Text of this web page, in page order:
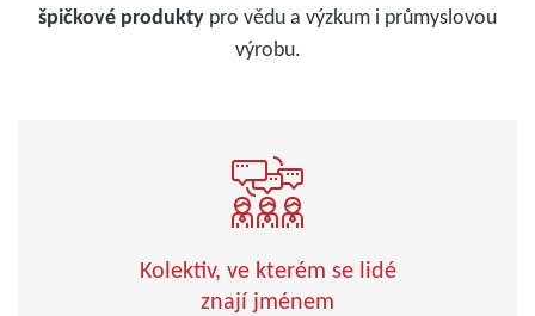
špičkové produkty pro vědu a výzkum i průmyslovou
výrobu.
Kolektiv, ve kterém se lidé
znají jménem